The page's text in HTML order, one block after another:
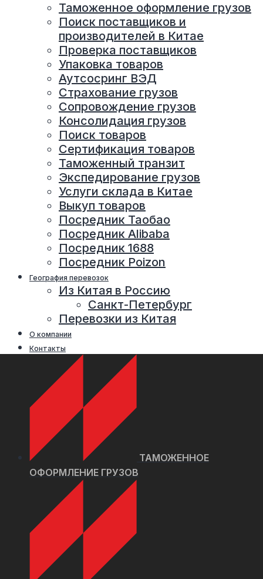
Таможенное оформление грузов
Поиск поставщиков и
производителей в Китае
Проверка поставщиков
Упаковка товаров
Аутсосринг ВЭД
Страхование грузов
Сопровождение грузов
Консолидация грузов
Поиск товаров
Сертификация товаров
Таможенный транзит
Экспедирование грузов
Услуги склада в Китае
Выкуп товаров
Посредник Таобао
Посредник Alibaba
Посредник 1688
Посредник Poizon
География перевозок
Из Китая в Россию
Санкт-Петербург
Перевозки из Китая
О компании
Контакты
ТАМОЖЕННОЕ
ОФОРМЛЕНИЕ ГРУЗОВ